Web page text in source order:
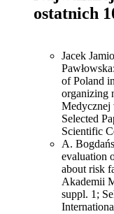
ostatnich
Jacek
of Poland
organizing
Medycznej
Selected
Scientific
A.
evaluation
about risk
Akademii
suppl. 1;